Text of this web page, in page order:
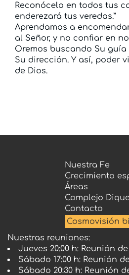
Reconócelo en todos tus
enderezará tus veredas.”
Aprendamos a
al Señor, y no confiar en
Oremos buscando Su
Su dirección. Y así, poder
de Dios.
Nuestra Fe
Crecimiento
Áreas
Complejo
Contacto
Cosmovisión
Nuestras reuniones:
Jueves 20:00 h: Reunión
Sábado 17:00 h: Reunión
Sábado 20:30 h: Reunión